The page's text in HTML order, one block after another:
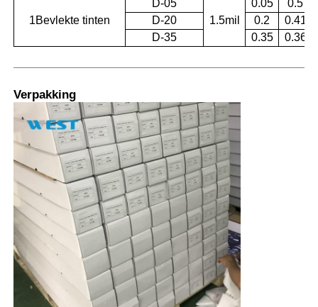
1Bevlekte tinten
D-05
1.5mil
0.05
0.5
D-20
0.2
0.41
D-35
0.35 0.36
Verpakking